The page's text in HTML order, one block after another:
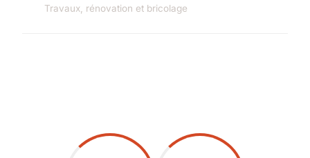
Travaux, rénovation et bricolage